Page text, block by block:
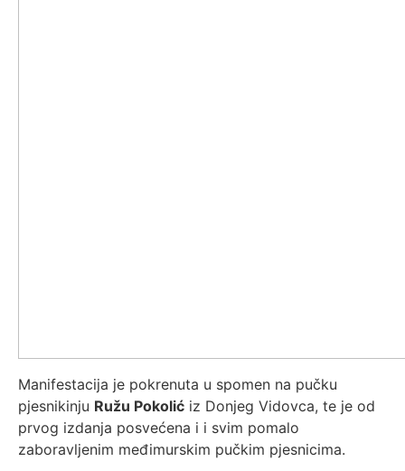
Manifestacija je pokrenuta u spomen na pučku
pjesnikinju Ružu Pokolić iz Donjeg Vidovca, te je od
prvog izdanja posvećena i i svim pomalo
zaboravljenim međimurskim pučkim pjesnicima.